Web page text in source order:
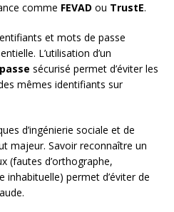
comme FEVAD ou TrustE.
et mots de passe
L’utilisation d’un
sécurisé permet d’éviter les
mêmes identifiants sur
d’ingénierie sociale et de
majeur. Savoir reconnaître un
(fautes d’orthographe,
inhabituelle) permet d’éviter de